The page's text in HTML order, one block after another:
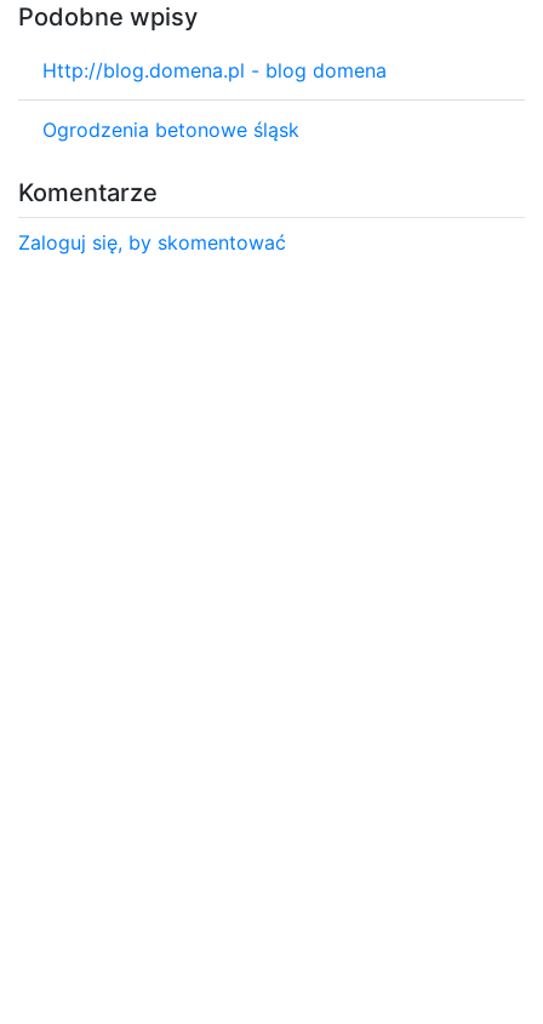
Podobne wpisy
Http://blog.domena.pl - blog domena
Ogrodzenia betonowe śląsk
Komentarze
Zaloguj się, by skomentować